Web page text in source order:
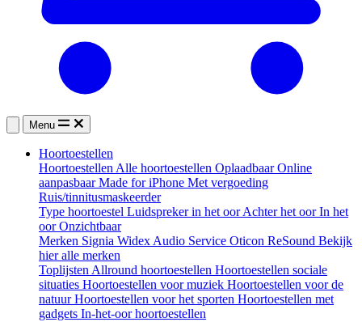
Menu
Hoortoestellen
HoortoestellenAlle hoortoestellen OplaadbaarOnline
aanpasbaarMade for iPhone Met vergoeding
Ruis/tinnitusmaskeerder
Type hoortoestel Luidspreker in het oorAchter het oorIn het
oorOnzichtbaar
Merken Signia WidexAudio Service Oticon ReSound Bekijk
hier alle merken
ToplijstenAllround hoortoestellen Hoortoestellen sociale
situaties Hoortoestellen voor muziek Hoortoestellen voor de
natuurHoortoestellen voor het sporten Hoortoestellen met
gadgets In-het-oor hoortoestellen